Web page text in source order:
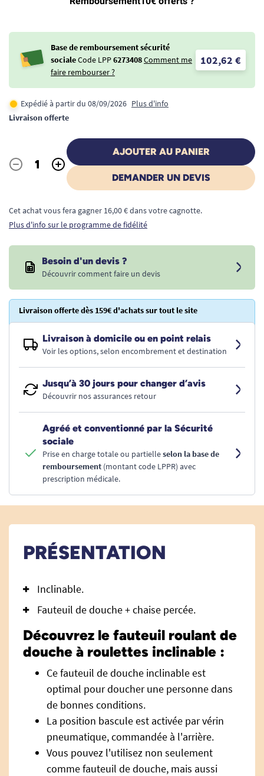
Base de remboursement sécurité
socialeCode LPP6273408Comment me
faire rembourser ?
102,62 €
Expédié à partir du 08/09/2026 Plus d'info
Livraison offerte
Quantité
- +
AJOUTER AU PANIER
DEMANDER UN DEVIS
Cet achat vous fera gagner 16,00 € dans votre cagnotte.
Plus d'info sur le programme de fidélité
Besoin d'un devis ?
Découvrir comment faire un devis
Livraison offerte dès 159€ d'achats sur tout le site
Livraison à domicile ou en point relais
Voir les options, selon encombrement et destination
Jusqu’à 30 jours pour changer d’avis
Découvrir nos assurances retour
Agréé et conventionné par la Sécurité
sociale
Prise en charge totale ou partielleselon la base de
remboursement (montant code LPPR) avec
prescription médicale.
PRÉSENTATION
Inclinable.
Fauteuil de douche + chaise percée.
Découvrez le fauteuil roulant de
douche à roulettes inclinable :
Ce fauteuil de douche inclinable est
optimal pour doucher une personne dans
de bonnes conditions.
La position bascule est activée par vérin
pneumatique, commandée à l'arrière.
Vous pouvez l'utilisez non seulement
comme fauteuil de douche, mais aussi